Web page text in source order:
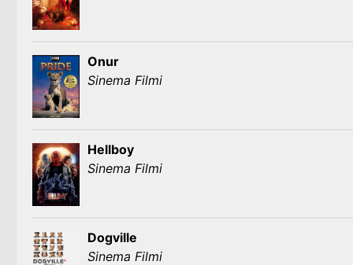
Onur
Sinema Filmi
Hellboy
Sinema Filmi
Dogville
Sinema Filmi